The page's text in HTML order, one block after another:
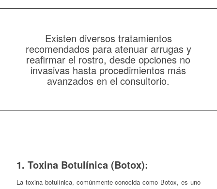
Existen diversos tratamientos
recomendados para atenuar arrugas y
reafirmar el rostro, desde opciones no
invasivas hasta procedimientos más
avanzados en el consultorio.
1. Toxina Botulínica (Botox):
La toxina botulínica, comúnmente conocida como Botox, es uno